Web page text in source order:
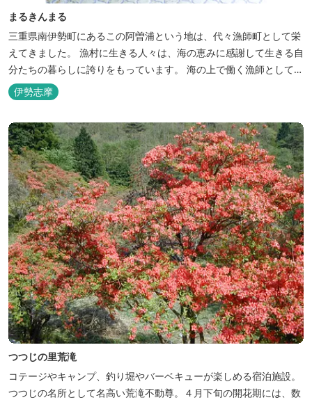
まるきんまる
三重県南伊勢町にあるこの阿曽浦という地は、代々漁師町として栄
えてきました。 漁村に生きる人々は、海の恵みに感謝して生きる自
分たちの暮らしに誇りをもっています。 海の上で働く漁師として、
自然とのかかわりを次世代につなぐ役割を果たすためにゲストハウ
スを始めました。 当ゲストハウスは一棟貸しです。 二階建ての一
す。
伊勢志摩
つつじの里荒滝
コテージやキャンプ、釣り堀やバーベキューが楽しめる宿泊施設。
つつじの名所として名高い荒滝不動尊。４月下旬の開花期には、数